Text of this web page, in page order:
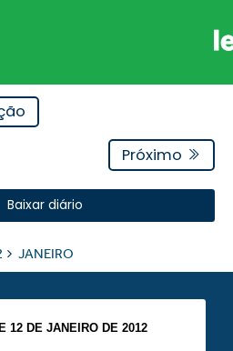
Próximo
Baixar diário
JANEIRO
12 DE JANEIRO DE 2012